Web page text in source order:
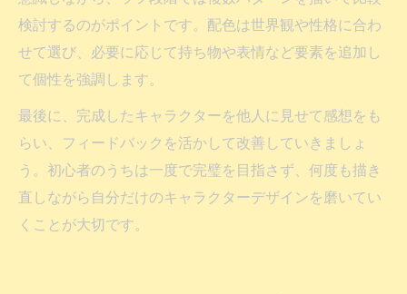
検討するのがポイントです。配色は世界観や性格に合わ
せて選び、必要に応じて持ち物や表情など要素を追加し
て個性を強調します。
最後に、完成したキャラクターを他人に見せて感想をも
らい、フィードバックを活かして改善していきましょ
う。初心者のうちは一度で完璧を目指さず、何度も描き
直しながら自分だけのキャラクターデザインを磨いてい
くことが大切です。